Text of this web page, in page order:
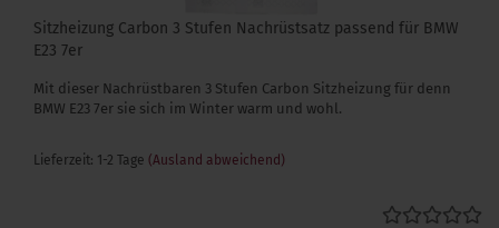
Sitzheizung Carbon 3 Stufen Nachrüstsatz passend für BMW
E23 7er
Mit dieser Nachrüstbaren 3 Stufen Carbon Sitzheizung für denn
BMW E23 7er sie sich im Winter warm und wohl.
Lieferzeit: 1-2 Tage (Ausland abweichend)